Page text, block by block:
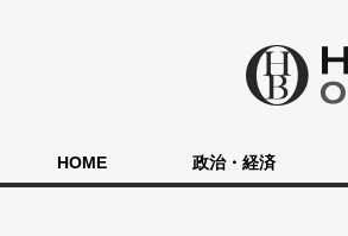
HOME 政治・経済